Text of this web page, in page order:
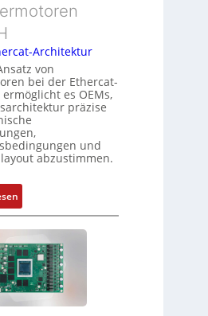
e
w
a
c
h
u
n
g
s
s
u
n
g
u
n
Z
u
s
t
a
n
d
e
t
y
p
s
o
r
g
t
f
ü
r
m
e
h
r
Architektur
von
bei der Ethercat-
es OEMs,
präzise
und
abzustimmen.
:
F
l
e
x
i
b